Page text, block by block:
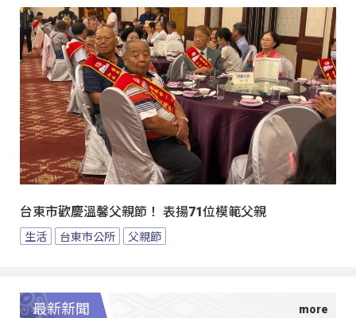
台東市歡慶溫馨父親節！ 表揚71位模範父親
生活 台東市公所 父親節
最新新聞